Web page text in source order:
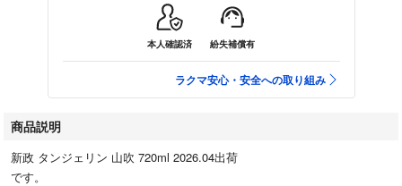
本人確認済 紛失補償有
ラクマ安心・安全への取り組み
商品説明
新政 タンジェリン 山吹 720ml 2026.04出荷
です。